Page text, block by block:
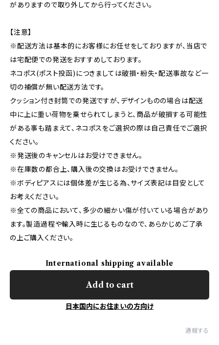
がありますので取り外してから行ってください。
【注意】
※配送方法は基本的にお客様にお任せをしておりますが、当店で
は宅配便での発送をおすすめしております。
ネコポス(ポスト投函)につきましては破損・紛失・配送事故など一
切の補償が無い配送方法です。
クッション付き封筒での発送ですが、デザインものの場合は配送
中に上に重い荷物を乗せられてしまうと、商品が破損する可能性
がある事も踏まえて、ネコポスをご選択の際は自己責任でご選択
ください。
※発送後のキャンセルはお受けできません。
※在庫数の都合上、購入後の交換はお受けできません。
※ボディピアスには個体差が生じる為、サイズ表記は目安として
お考えください。
※全ての商品において、多少の細かい傷が付いている場合があり
ます。製造過程や輸入時に生じるものなので、あらかじめご了承
の上ご購入ください。
International shipping available
Add to cart
日本国内にお住まいの方向け
通報する